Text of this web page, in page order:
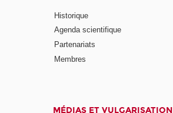
Historique
Agenda scientifique
Partenariats
Membres
MÉDIAS ET VULGARISATION